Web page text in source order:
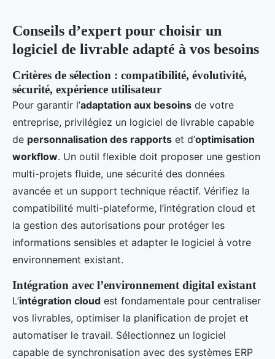
Conseils d’expert pour choisir un
logiciel de livrable adapté à vos besoins
Critères de sélection : compatibilité, évolutivité,
sécurité, expérience utilisateur
Pour garantir l’adaptation aux besoins de votre
entreprise, privilégiez un logiciel de livrable capable
de personnalisation des rapports et d’optimisation
workflow. Un outil flexible doit proposer une gestion
multi-projets fluide, une sécurité des données
avancée et un support technique réactif. Vérifiez la
compatibilité multi-plateforme, l’intégration cloud et
la gestion des autorisations pour protéger les
informations sensibles et adapter le logiciel à votre
environnement existant.
Intégration avec l’environnement digital existant
L’intégration cloud est fondamentale pour centraliser
vos livrables, optimiser la planification de projet et
automatiser le travail. Sélectionnez un logiciel
capable de synchronisation avec des systèmes ERP